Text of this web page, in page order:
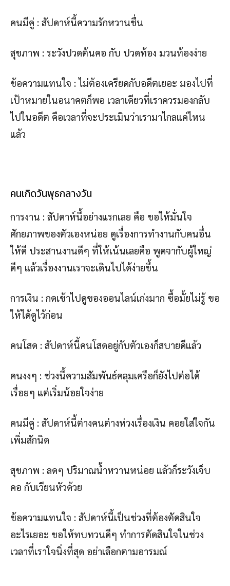
คนมีคู่ : สัปดาห์นี้ความรักหวานชื่น
สุขภาพ : ระวังปวดต้นคอ กับ ปวดท้อง มวนท้องง่าย
ข้อความแทนใจ : ไม่ต้องเครียดกับอดีตเยอะ มองไปที่
เป้าหมายในอนาคตก็พอ เวลาเดียวที่เราควรมองกลับ
ไปในอดีต คือเวลาที่จะประเมินว่าเรามาไกลแค่ไหน
แล้ว
คนเกิดวันพุธกลางวัน
การงาน : สัปดาห์นี้อย่างแรกเลย คือ ขอให้มั่นใจ
ศักยภาพของตัวเองหน่อย ดูเรื่องการทำงานกับคนอื่น
ให้ดี ประสานงานดีๆ ที่ให้เน้นเลยคือ พูดจากับผู้ใหญ่
ดีๆ แล้วเรื่องงานเราจะเดินไปได้ง่ายขึ้น
การเงิน : กดเข้าไปดูของออนไลน์เก่งมาก ซื้อมั้ยไม่รู้ ขอ
ให้ได้ดูไว้ก่อน
คนโสด : สัปดาห์นี้คนโสดอยู่กับตัวเองก็สบายดีแล้ว
คนงงๆ : ช่วงนี้ความสัมพันธ์คลุมเครือก็ยังไปต่อได้
เรื่อยๆ แต่เริ่มน้อยใจง่าย
คนมีคู่ : สัปดาห์นี้ต่างคนต่างห่วงเรื่องเงิน คอยใส่ใจกัน
เพิ่มสักนิด
สุขภาพ : ลดๆ ปริมาณน้ำหวานหน่อย แล้วก็ระวังเจ็บ
คอ กับเวียนหัวด้วย
ข้อความแทนใจ : สัปดาห์นี้เป็นช่วงที่ต้องตัดสินใจ
อะไรเยอะ ขอให้ทบทวนดีๆ ทำการตัดสินใจในช่วง
เวลาที่เราใจนิ่งที่สุด อย่าเลือกตามอารมณ์